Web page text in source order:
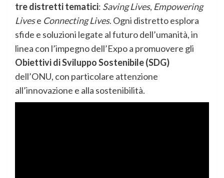
tre distretti tematici: Saving Lives, Empowering
Livese Connecting Lives. Ogni distretto esplora
sfide e soluzioni legate al futuro dell’umanità, in
linea con l’impegno dell’Expo a promuovere gli
Obiettivi di Sviluppo Sostenibile (SDG)
dell’ONU, con particolare attenzione
all’innovazione e alla sostenibilità.